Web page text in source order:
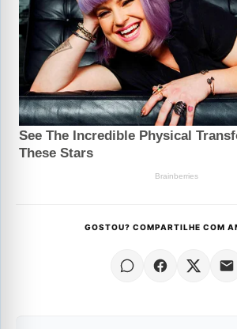
GOSTOU? COMPARTILHE COM